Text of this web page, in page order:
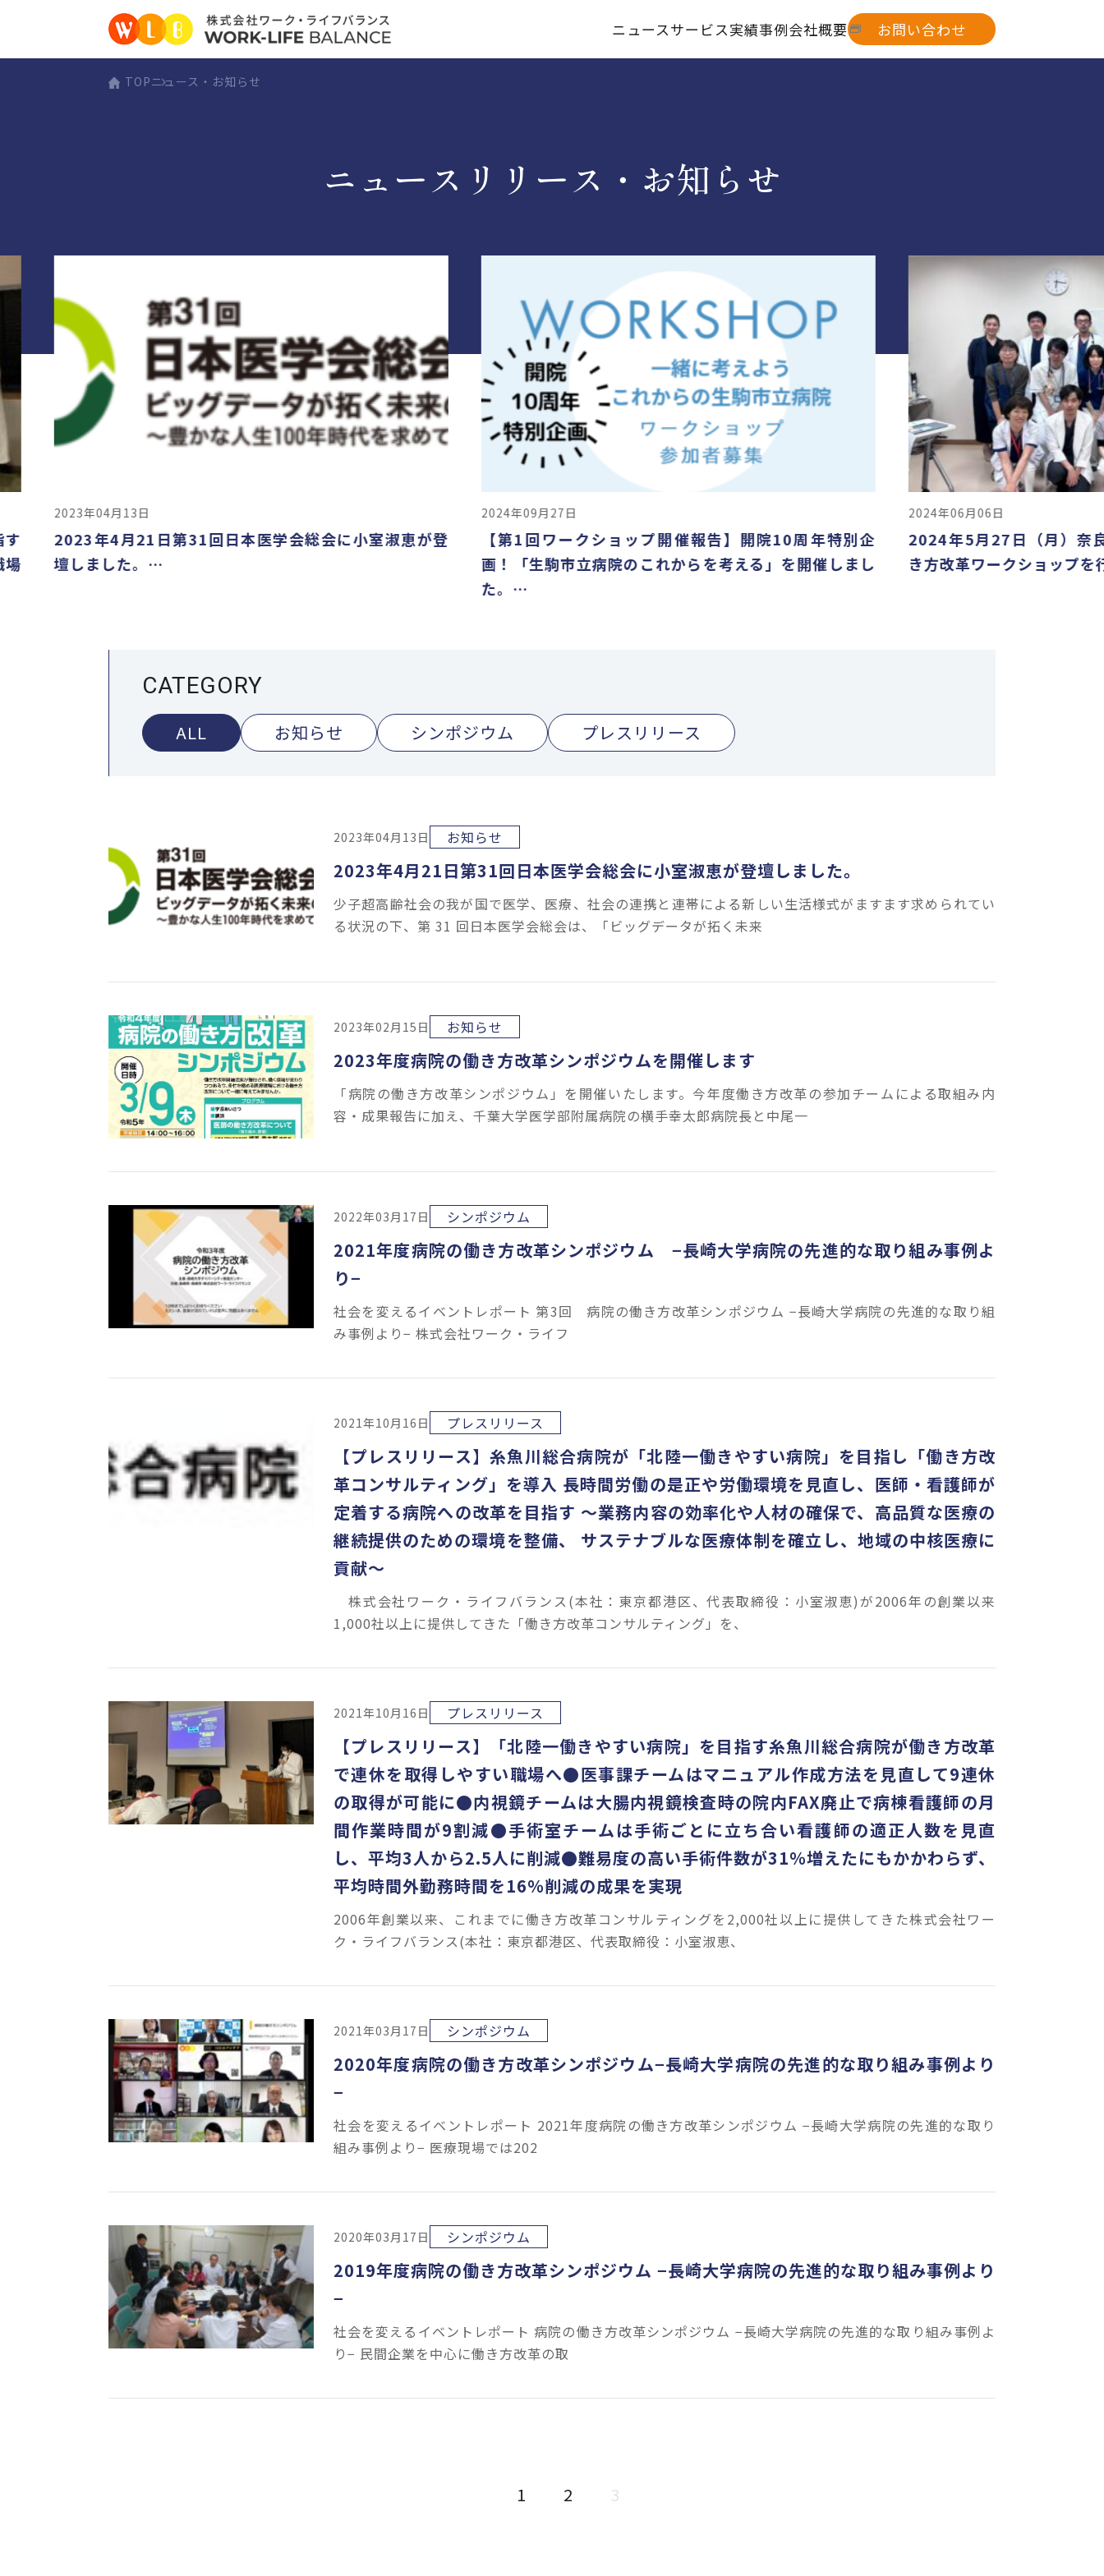
ニュースサービス実績事例会社概要 お問い合わせ
TOPニュース・お知らせ
ニュースリリース・お知らせ
2023年04月13日
2023年4月21日第31回日本医学会総会に小室淑恵が登
壇しました。…
2024年09月27日
【第1回ワークショップ開催報告】開院10周年特別企
画！「生駒市立病院のこれからを考える」を開催しまし
2024年06月06日
2024年5月27日（月）奈良県立
き方改革ワークショップを行いま
CATEGORY
ALL お知らせ シンポジウム プレスリリース
2023年04月13日 お知らせ
2023年4月21日第31回日本医学会総会に小室淑恵が登壇しました。
少子超高齢社会の我が国で医学、医療、社会の連携と連帯による新しい生活様式がますます求められてい
る状況の下、第 31 回日本医学会総会は、「ビッグデータが拓く未来
2023年02月15日 お知らせ
2023年度病院の働き方改革シンポジウムを開催します
「病院の働き方改革シンポジウム」を開催いたします。今年度働き方改革の参加チームによる取組み内
容・成果報告に加え、千葉大学医学部附属病院の横手幸太郎病院長と中尾一
2022年03月17日 シンポジウム
2021年度病院の働き方改革シンポジウム −長崎大学病院の先進的な取り組み事例よ
り−
社会を変えるイベントレポート 第3回 病院の働き方改革シンポジウム −長崎大学病院の先進的な取り組
み事例より− 株式会社ワーク・ライフ
2021年10月16日 プレスリリース
【プレスリリース】糸魚川総合病院が「北陸一働きやすい病院」を目指し「働き方改
革コンサルティング」を導入 長時間労働の是正や労働環境を見直し、医師・看護師が
定着する病院への改革を目指す ～業務内容の効率化や人材の確保で、高品質な医療の
継続提供のための環境を整備、 サステナブルな医療体制を確立し、地域の中核医療に
貢献～
株式会社ワーク・ライフバランス(本社：東京都港区、代表取締役：小室淑恵)が2006年の創業以来
1,000社以上に提供してきた「働き方改革コンサルティング」を、
2021年10月16日 プレスリリース
【プレスリリース】「北陸一働きやすい病院」を目指す糸魚川総合病院が働き方改革
で連休を取得しやすい職場へ●医事課チームはマニュアル作成方法を見直して9連休
の取得が可能に●内視鏡チームは大腸内視鏡検査時の院内FAX廃止で病棟看護師の月
間作業時間が9割減●手術室チームは手術ごとに立ち合い看護師の適正人数を見直
し、平均3人から2.5人に削減●難易度の高い手術件数が31％増えたにもかかわらず、
平均時間外勤務時間を16％削減の成果を実現
2006年創業以来、これまでに働き方改革コンサルティングを2,000社以上に提供してきた株式会社ワー
ク・ライフバランス(本社：東京都港区、代表取締役：小室淑恵、
2021年03月17日 シンポジウム
2020年度病院の働き方改革シンポジウム−長崎大学病院の先進的な取り組み事例より
−
社会を変えるイベントレポート 2021年度病院の働き方改革シンポジウム −長崎大学病院の先進的な取り
組み事例より− 医療現場では202
2020年03月17日 シンポジウム
2019年度病院の働き方改革シンポジウム −長崎大学病院の先進的な取り組み事例より
−
社会を変えるイベントレポート 病院の働き方改革シンポジウム −長崎大学病院の先進的な取り組み事例よ
り− 民間企業を中心に働き方改革の取
1 2 3